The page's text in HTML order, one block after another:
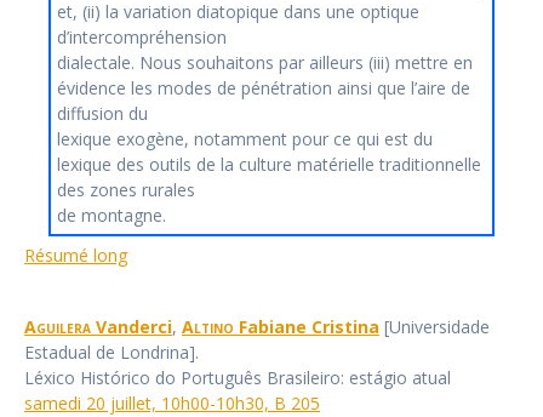
et, (ii) la variation diatopique dans une optique
d’intercompréhension
dialectale. Nous souhaitons par ailleurs (iii) mettre en
évidence les modes de pénétration ainsi que l’aire de
diffusion du
lexique exogène, notamment pour ce qui est du
lexique des outils de la culture matérielle traditionnelle
des zones rurales
de montagne.
Résumé long
Aguilera Vanderci, Altino Fabiane Cristina [Universidade
Estadual de Londrina].
Léxico Histórico do Português Brasileiro: estágio atual
samedi 20 juillet, 10h00-10h30, B 205